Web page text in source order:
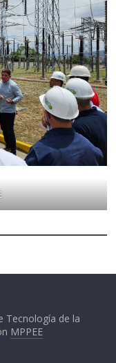
Tecnología de la
MPPEE